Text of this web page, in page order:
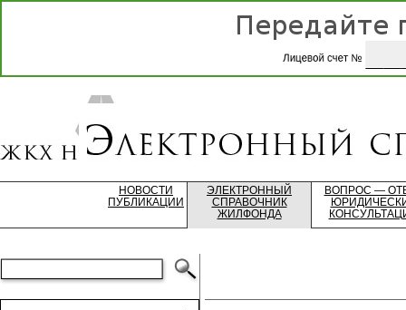
НОВОСТИ
ПУБЛИКАЦИИ
ЭЛЕКТРОННЫЙ
СПРАВОЧНИК
ЖИЛФОНДА
ВОПРОС —